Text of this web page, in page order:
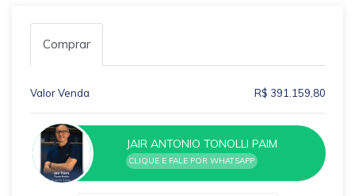
Comprar
Valor Venda R$ 391.159,80
JAIR ANTONIO TONOLLI PAIM
CLIQUE E FALE POR WHATSAPP